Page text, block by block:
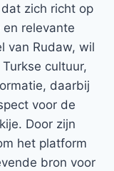
zich richt op
relevante
van Rudaw, wil
cultuur,
daarbij
voor de
Door zijn
het platform
bron voor